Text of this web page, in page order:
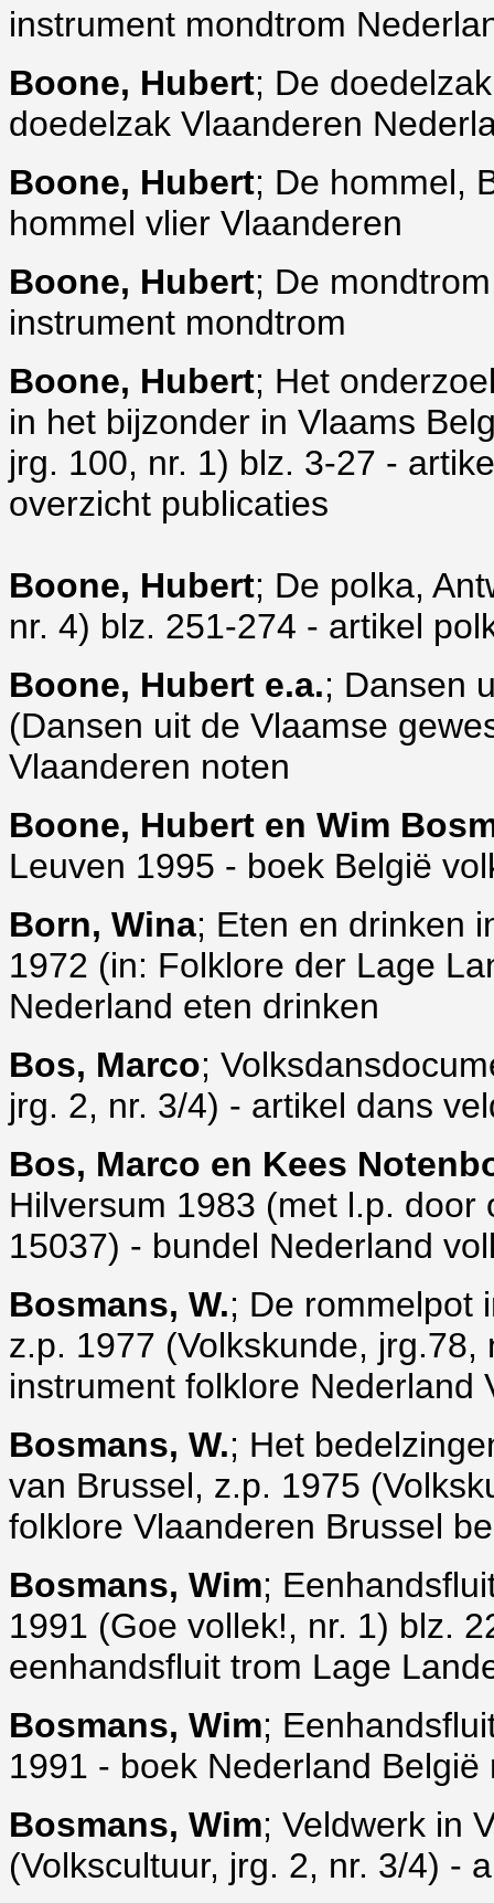
instrument mondtrom
Boone, Hubert; De
doedelzak Vlaanderen
Boone, Hubert; De hommel,
hommel vlier Vlaanderen
Boone, Hubert; De
instrument mondtrom
Boone, Hubert; Het
in het bijzonder in Vlaams
jrg. 100, nr. 1) blz. 3-27 -
overzicht publicaties
Boone, Hubert; De polka,
nr. 4) blz. 251-274 - artikel
Boone, Hubert e.a.; Dansen
(Dansen uit de Vlaamse
Vlaanderen noten
Boone, Hubert en Wim
Leuven 1995 - boek België
Born, Wina; Eten en drinken
1972 (in: Folklore der Lage
Nederland eten drinken
Bos, Marco;
jrg. 2, nr. 3/4) - artikel dans
Bos, Marco en Kees
Hilversum 1983 (met l.p.
15037) - bundel Nederland
Bosmans, W.; De rommelpot
z.p. 1977 (Volkskunde,
instrument folklore Nederland
Bosmans, W.; Het
van Brussel, z.p. 1975
folklore Vlaanderen Brussel
Bosmans, Wim;
1991 (Goe vollek!, nr. 1) blz.
eenhandsfluit trom Lage
Bosmans, Wim;
1991 - boek Nederland
Bosmans, Wim; Veldwerk in
(Volkscultuur, jrg. 2, nr. 3/4) -